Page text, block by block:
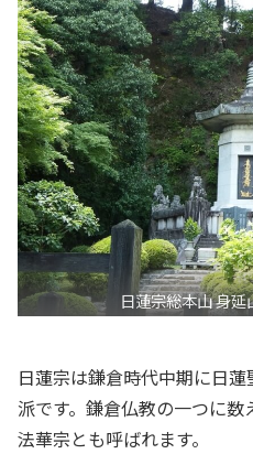
日蓮宗総本山 身
日蓮宗は鎌倉時代中期に日
派です。鎌倉仏教の一つに
法華宗とも呼ばれます。